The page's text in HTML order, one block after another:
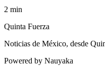
2 min
Quinta Fuerza
Noticias de México, desde
Powered by Nauyaka